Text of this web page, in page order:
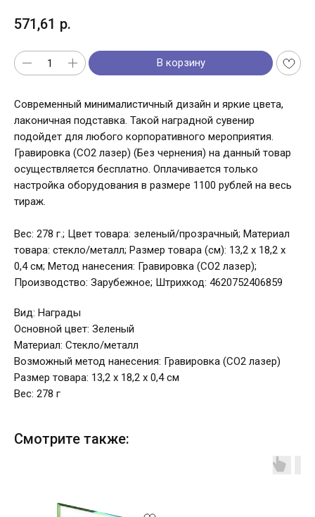
571,61 р.
В корзину
Современный минималистичный дизайн и яркие цвета,
лаконичная подставка. Такой наградной сувенир
подойдет для любого корпоративного мероприятия.
Гравировка (CO2 лазер) (Без чернения) на данный товар
осуществляется бесплатно. Оплачивается только
настройка оборудования в размере 1100 рублей на весь
тираж.
Вес: 278 г.; Цвет товара: зеленый/прозрачный; Материал
товара: стекло/металл; Размер товара (см): 13,2 х 18,2 х
0,4 см; Метод нанесения: Гравировка (CO2 лазер);
Производство: Зарубежное; Штрихкод: 4620752406859
Вид: Награды
Основной цвет: Зеленый
Материал: Стекло/металл
Возможный метод нанесения: Гравировка (CO2 лазер)
Размер товара: 13,2 х 18,2 х 0,4 см
Вес: 278 г
Смотрите также: